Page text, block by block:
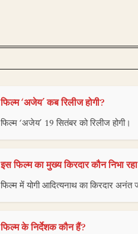
फिल्म ‘अजेय’ कब रिलीज होगी?
फिल्म ‘अजेय’ 19 सितंबर को रिलीज होगी।
इस फिल्म का मुख्य किरदार कौन निभा
फिल्म में योगी आदित्यनाथ का किरदार अनंत
फिल्म के निर्देशक कौन हैं?